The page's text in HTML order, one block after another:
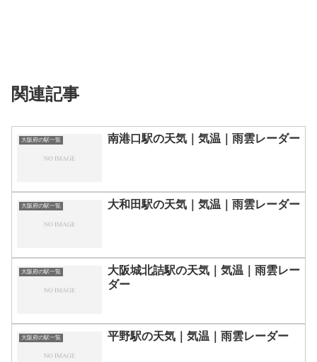
関連記事
大阪府の駅一覧 南港口駅の天気｜気温｜雨雲レーダー
大阪府の駅一覧 大和田駅の天気｜気温｜雨雲レーダー
大阪府の駅一覧
大阪城北詰駅の天気｜気温｜雨雲レー
ダー
大阪府の駅一覧 平野駅の天気｜気温｜雨雲レーダー